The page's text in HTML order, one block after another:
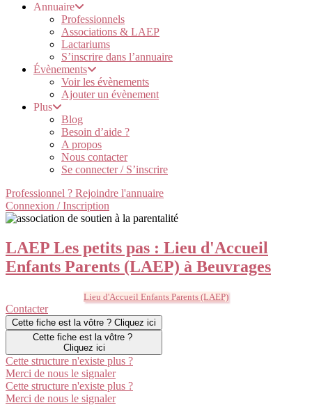
Annuaire
Professionnels
Associations & LAEP
Lactariums
S’inscrire dans l’annuaire
Évènements
Voir les évènements
Ajouter un évènement
Plus
Blog
Besoin d’aide ?
A propos
Nous contacter
Se connecter / S’inscrire
Professionnel ? Rejoindre l'annuaire
Connexion / Inscription
LAEP Les petits pas : Lieu d'Accueil
Enfants Parents (LAEP) à Beuvrages
Lieu d'Accueil Enfants Parents (LAEP)
Contacter
Cette fiche est la vôtre ? Cliquez ici
Cette fiche est la vôtre ?
Cliquez ici
Cette structure n'existe plus ?
Merci de nous le signaler
Cette structure n'existe plus ?
Merci de nous le signaler